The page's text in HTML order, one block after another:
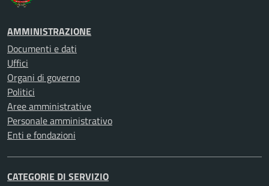
AMMINISTRAZIONE
Documenti e dati
Uffici
Organi di governo
Politici
Aree amministrative
Personale amministrativo
Enti e fondazioni
CATEGORIE DI SERVIZIO